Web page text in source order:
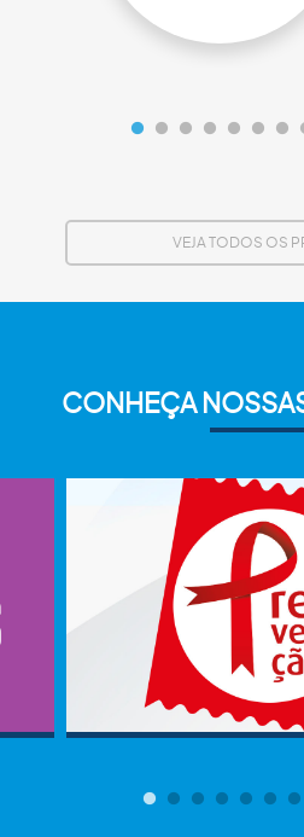
VEJA TODOS OS
CONHEÇA